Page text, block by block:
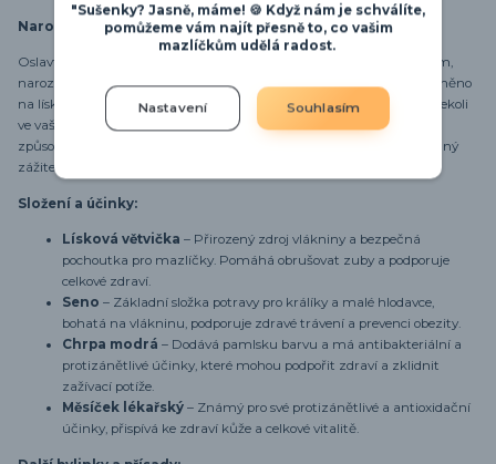
Narozeninová čísla
Oslavte narozeniny vašeho mazlíčka s naším originálním pamlskem,
narozeninovým číslem, které potěší nejen jeho, ale i vás! Číslo je upevněno
na lískové větvičce, takže ho můžete snadno zavěsit nebo umístit kdekoli
ve vašem domově či výběhu. Tento speciální pamlsek je skvělým
způsobem, jak udělat z narozenin vašeho mazlíčka nezapomenutelný
zážitek.
Složení a účinky:
Lísková větvička – Přirozený zdroj vlákniny a bezpečná
pochoutka pro mazlíčky. Pomáhá obrušovat zuby a podporuje
celkové zdraví.
Seno – Základní složka potravy pro králíky a malé hlodavce,
bohatá na vlákninu, podporuje zdravé trávení a prevenci obezity.
Chrpa modrá – Dodává pamlsku barvu a má antibakteriální a
protizánětlivé účinky, které mohou podpořit zdraví a zklidnit
zažívací potíže.
Měsíček lékařský – Známý pro své protizánětlivé a antioxidační
účinky, přispívá ke zdraví kůže a celkové vitalitě.
"Sušenky? Jasně, máme! 🍪 Když nám je schválíte,
pomůžeme vám najít přesně to, co vašim
mazlíčkům udělá radost.
Nastavení Souhlasím